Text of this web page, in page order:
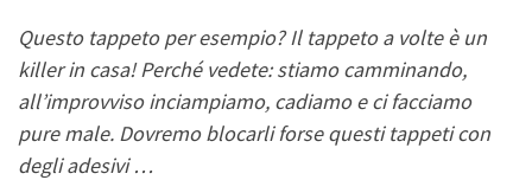
Questo tappeto per esempio? Il tappeto a volte è un
killer in casa! Perché vedete: stiamo camminando,
all’improvviso inciampiamo, cadiamo e ci facciamo
pure male. Dovremo blocarli forse questi tappeti con
degli adesivi …